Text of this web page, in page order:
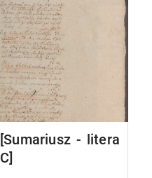
[Sumariusz - litera
C]